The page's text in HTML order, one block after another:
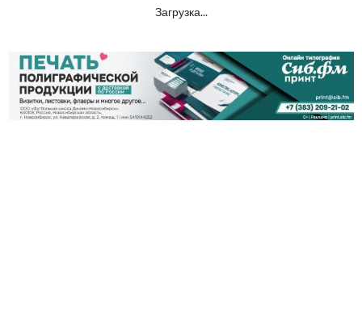
Загрузка...